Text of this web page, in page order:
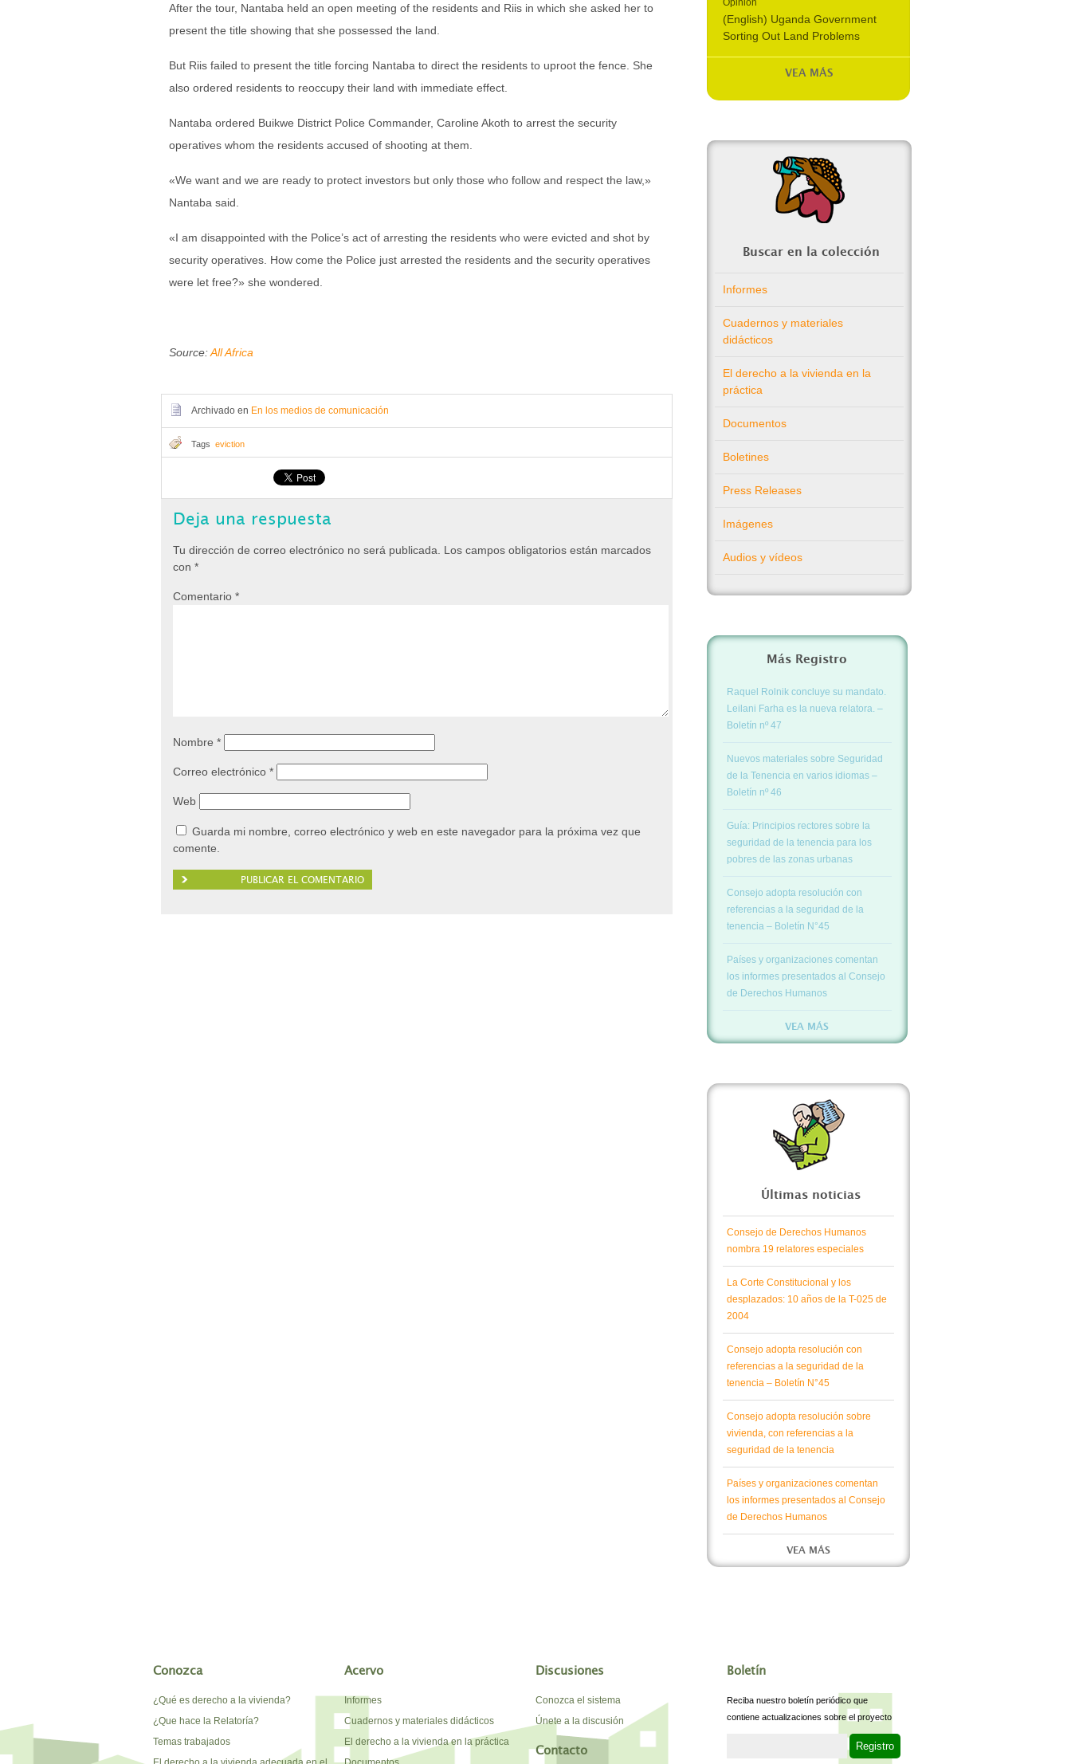
After the tour, Nantaba held an open meeting of the residents and Riis in which she asked her to
present the title showing that she possessed the land.
But Riis failed to present the title forcing Nantaba to direct the residents to uproot the fence. She
also ordered residents to reoccupy their land with immediate effect.
Nantaba ordered Buikwe District Police Commander, Caroline Akoth to arrest the security
operatives whom the residents accused of shooting at them.
«We want and we are ready to protect investors but only those who follow and respect the law,»
Nantaba said.
«I am disappointed with the Police’s act of arresting the residents who were evicted and shot by
security operatives. How come the Police just arrested the residents and the security operatives
were let free?» she wondered.
Source:All Africa
Archivado en En los medios de comunicación
Tags eviction
Deja una respuesta
Tu dirección de correo electrónico no será publicada.
Los campos obligatorios están marcados
con *
Comentario *
Nombre *
Correo electrónico *
Web
Guarda mi nombre, correo electrónico y web en este navegador para la próxima vez que
comente.
Opinión
(English) Uganda Government
Sorting Out Land Problems
VEA MÁS
Buscar en la colección
Informes
Cuadernos y materiales
didácticos
El derecho a la vivienda en la
práctica
Documentos
Boletines
Press Releases
Imágenes
Audios y vídeos
Más Registro
Raquel Rolnik concluye su mandato.
Leilani Farha es la nueva relatora. –
Boletín nº 47
Nuevos materiales sobre Seguridad
de la Tenencia en varios idiomas –
Boletín nº 46
Guía: Principios rectores sobre la
seguridad de la tenencia para los
pobres de las zonas urbanas
Consejo adopta resolución con
referencias a la seguridad de la
tenencia – Boletín N°45
Países y organizaciones comentan
los informes presentados al Consejo
de Derechos Humanos
VEA MÁS
Últimas noticias
Consejo de Derechos Humanos
nombra 19 relatores especiales
La Corte Constitucional y los
desplazados: 10 años de la T-025 de
2004
Consejo adopta resolución con
referencias a la seguridad de la
tenencia – Boletín N°45
Consejo adopta resolución sobre
vivienda, con referencias a la
seguridad de la tenencia
Países y organizaciones comentan
los informes presentados al Consejo
de Derechos Humanos
VEA MÁS
Conozca
¿Qué es derecho a la vivienda?
¿Que hace la Relatoría?
Temas trabajados
Acervo
Informes
Cuadernos y materiales didácticos
El derecho a la vivienda en la práctica
Discusiones
Conozca el sistema
Únete a la discusión
Contacto
Boletín
Reciba nuestro boletín periódico que
contiene actualizaciones sobre el proyecto